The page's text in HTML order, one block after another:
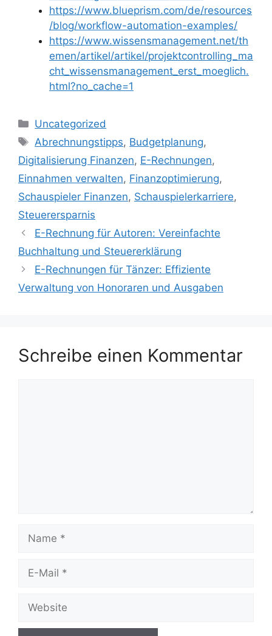
https://www.blueprism.com/de/resources
/blog/workflow-automation-examples/
https://www.wissensmanagement.net/th
emen/artikel/artikel/projektcontrolling_ma
cht_wissensmanagement_erst_moeglich.
html?no_cache=1
Kategorien
Uncategorized
Schlagwörter
Abrechnungstipps, Budgetplanung,
Digitalisierung Finanzen, E-Rechnungen,
Einnahmen verwalten, Finanzoptimierung,
Schauspieler Finanzen, Schauspielerkarriere,
Steuerersparnis
E-Rechnung für Autoren: Vereinfachte
Buchhaltung und Steuererklärung
E-Rechnungen für Tänzer: Effiziente
Verwaltung von Honoraren und Ausgaben
Schreibe einen Kommentar
Mail